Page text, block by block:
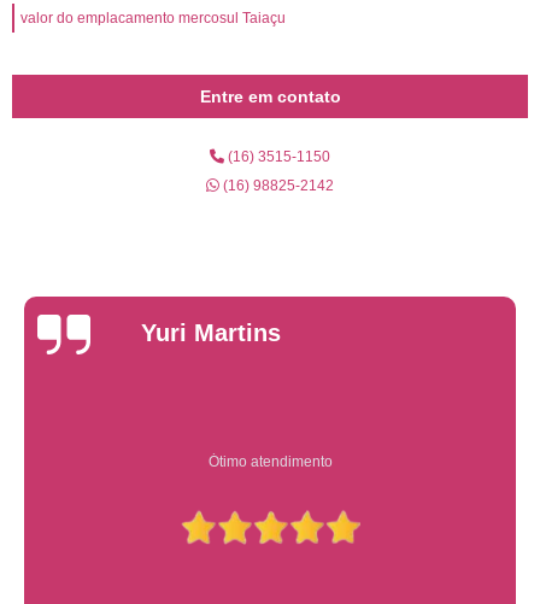
valor do emplacamento mercosul Taiaçu
Entre em contato
(16) 3515-1150
(16) 98825-2142
Yuri Martins
Ótimo atendimento